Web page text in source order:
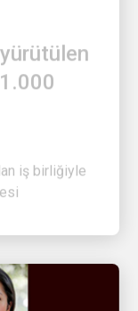
iş birliğiyle